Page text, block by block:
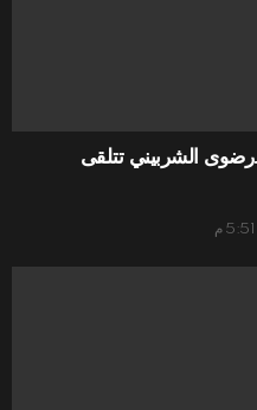
الشربيني تتلقى